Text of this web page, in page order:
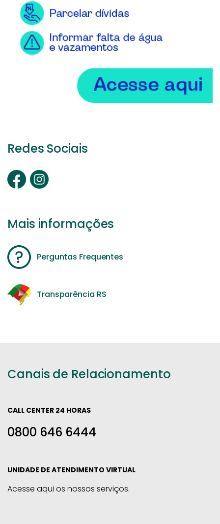
Redes Sociais
Mais informações
Perguntas Frequentes
Transparência RS
Canais de Relacionamento
CALL CENTER 24 HORAS
0800 646 6444
UNIDADE DE ATENDIMENTO VIRTUAL
Acesse aqui os nossos serviços.